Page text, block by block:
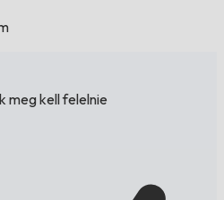
meg kell felelnie